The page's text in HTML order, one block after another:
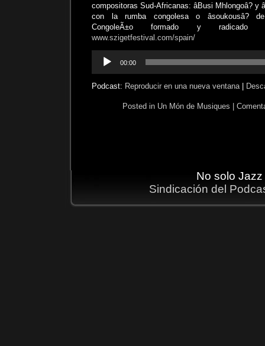
compositoras Sud-Africanas: âBusi Mhlongoâ? y
con la rumba congolesa o âsoukousâ? de
CongoleÃ±o formado y
www.szigetfestival.com/spain/
audio
00:00
Podcast: Reproducir en una nueva ventana|
Posted in Un Món de Musiques
No solo
Sindicación del